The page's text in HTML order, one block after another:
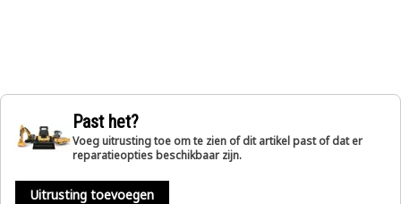
Past het?
Voeg uitrusting toe om te zien of dit artikel past of dat er
reparatieopties beschikbaar zijn.
Uitrusting toevoegen